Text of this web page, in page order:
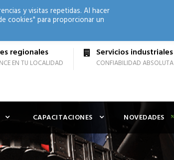
regionales
EN TU LOCALIDAD
Servicios industriales
CONFIABILIDAD ABSOLUTA
CAPACITACIONES NOVEDADES
y visitas repetidas. Al hacer
cookies" para proporcionar un